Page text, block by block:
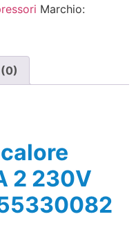
Marchio:
2 230V